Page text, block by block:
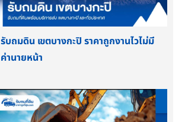
รับถมดิน เขตบางกะปิ ราคาถูกงานไวไม่มี
ค่านายหน้า